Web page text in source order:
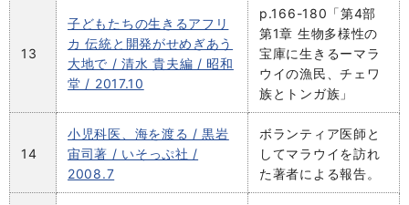
13
子どもたちの生きるアフリ
カ 伝統と開発がせめぎあう
大地で / 清水 貴夫編 / 昭和
堂 / 2017.10
p.166-180「第4部
第1章 生物多様性の
宝庫に生きるーマラ
ウイの漁民、チェワ
族とトンガ族」
14
小児科医、海を渡る / 黒岩
宙司著 / いそっぷ社 /
2008.7
ボランティア医師と
してマラウイを訪れ
た著者による報告。